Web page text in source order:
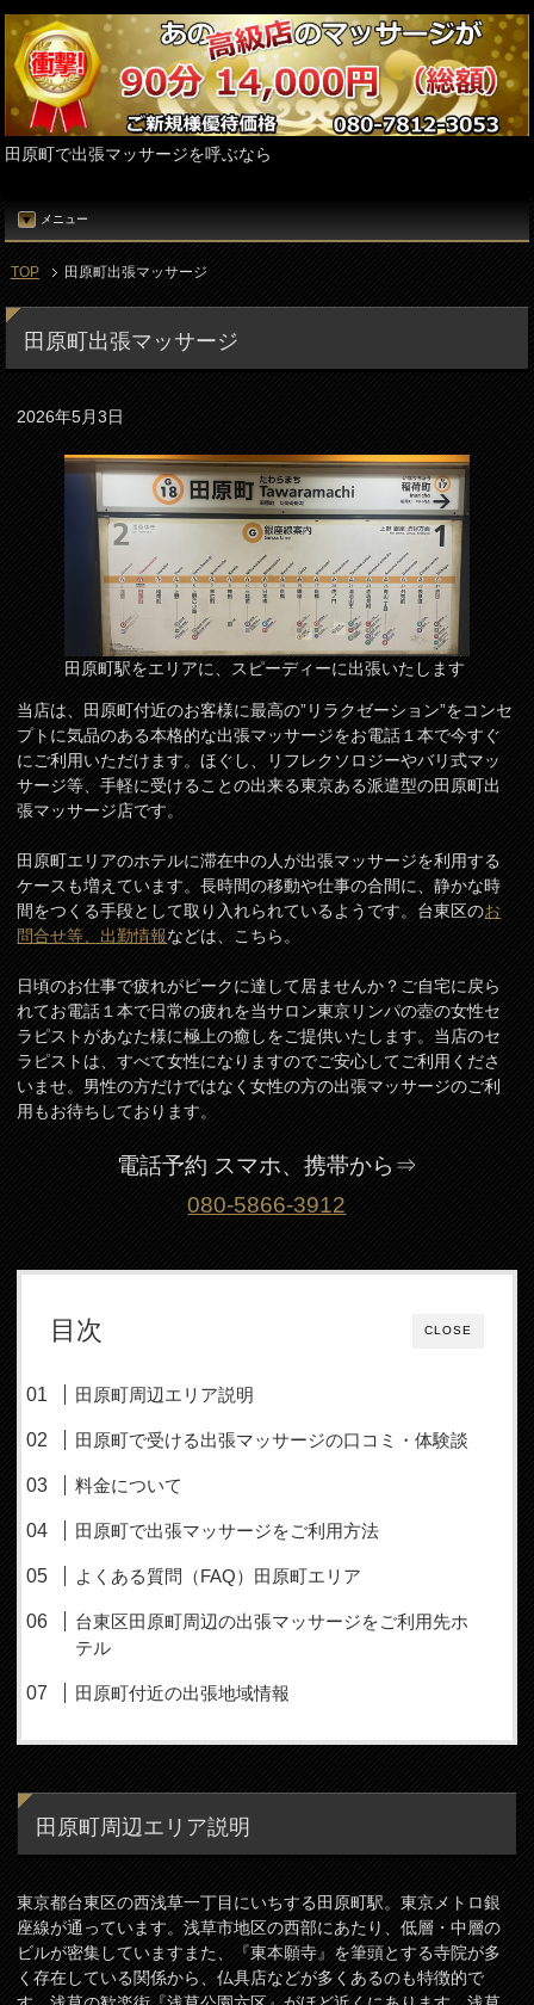
田原町で出張マッサージを呼ぶなら
メニュー
TOP 田原町出張マッサージ
田原町出張マッサージ
2026年5月3日
田原町駅をエリアに、スピーディーに出張いたします
当店は、田原町付近のお客様に最高の”リラクゼーション”をコンセ
プトに気品のある本格的な出張マッサージをお電話１本で今すぐ
にご利用いただけます。ほぐし、リフレクソロジーやバリ式マッ
サージ等、手軽に受けることの出来る東京ある派遣型の田原町出
張マッサージ店です。
田原町エリアのホテルに滞在中の人が出張マッサージを利用する
ケースも増えています。長時間の移動や仕事の合間に、静かな時
間をつくる手段として取り入れられているようです。台東区のお
問合せ等、出勤情報などは、こちら。
日頃のお仕事で疲れがピークに達して居ませんか？ご自宅に戻ら
れてお電話１本で日常の疲れを当サロン東京リンパの壺の女性セ
ラピストがあなた様に極上の癒しをご提供いたします。当店のセ
ラピストは、すべて女性になりますのでご安心してご利用くださ
いませ。男性の方だけではなく女性の方の出張マッサージのご利
用もお待ちしております。
電話予約 スマホ、携帯から⇒
080-5866-3912
CLOSE
目次
田原町周辺エリア説明
田原町で受ける出張マッサージの口コミ・体験談
料金について
田原町で出張マッサージをご利用方法
よくある質問（FAQ）田原町エリア
台東区田原町周辺の出張マッサージをご利用先ホ
テル
田原町付近の出張地域情報
田原町周辺エリア説明
東京都台東区の西浅草一丁目にいちする田原町駅。東京メトロ銀
座線が通っています。浅草市地区の西部にあたり、低層・中層の
ビルが密集していますまた、『東本願寺』を筆頭とする寺院が多
く存在している関係から、仏具店などが多くあるのも特徴的で